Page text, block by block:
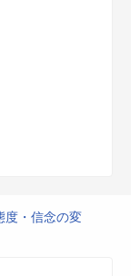
度・信念の変